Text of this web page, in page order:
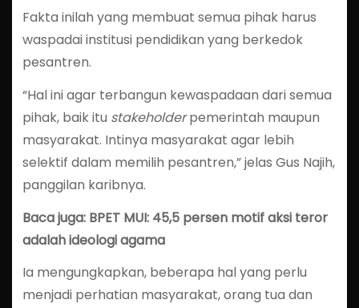
Fakta inilah yang membuat semua pihak harus
waspadai institusi pendidikan yang berkedok
pesantren.
“Hal ini agar terbangun kewaspadaan dari semua
pihak, baik itu stakeholderpemerintah maupun
masyarakat. Intinya masyarakat agar lebih
selektif dalam memilih pesantren,” jelas Gus Najih,
panggilan karibnya.
Baca juga: BPET MUI: 45,5 persen motif aksi teror
adalah ideologi agama
Ia mengungkapkan, beberapa hal yang perlu
menjadi perhatian masyarakat, orang tua dan